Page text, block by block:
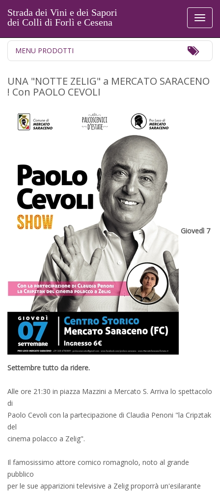
Strada dei Vini e dei Sapori
dei Colli di Forlì e Cesena
MENU PRODOTTI
UNA "NOTTE ZELIG" a MERCATO SARACENO
! Con PAOLO CEVOLI
Giovedì 7
Settembre tutto da ridere.
Alle ore 21:30 in piazza Mazzini a Mercato S. Arriva lo spettacolo
di
Paolo Cevoli con la partecipazione di Claudia Penoni "la Cripztak
del
cinema polacco a Zelig".
Il famosissimo attore comico romagnolo, noto al grande
pubblico
per le sue apparizioni televisive a Zelig proporrà un'esilarante